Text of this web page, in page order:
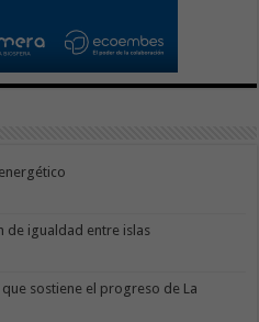
de igualdad entre islas
sostiene el progreso de La